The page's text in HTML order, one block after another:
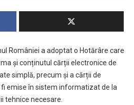
României a adoptat o Hotărâre care
și conținutul cărții electronice de
simplă, precum și a cărții de
emise în sistem informatizat de la
tehnice necesare.